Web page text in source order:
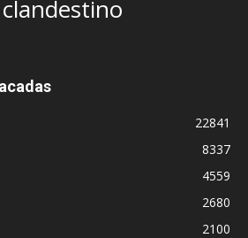
22841
8337
4559
2680
2100